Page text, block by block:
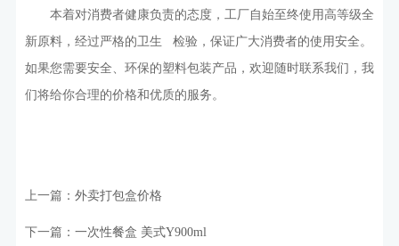
本着对消费者健康负责的态度，工厂自始至终使用高等级全
新原料，经过严格的卫生 检验，保证广大消费者的使用安全。
如果您需要安全、环保的塑料包装产品，欢迎随时联系我们，我
们将给你合理的价格和优质的服务。
上一篇： 外卖打包盒价格
下一篇： 一次性餐盒 美式Y900ml